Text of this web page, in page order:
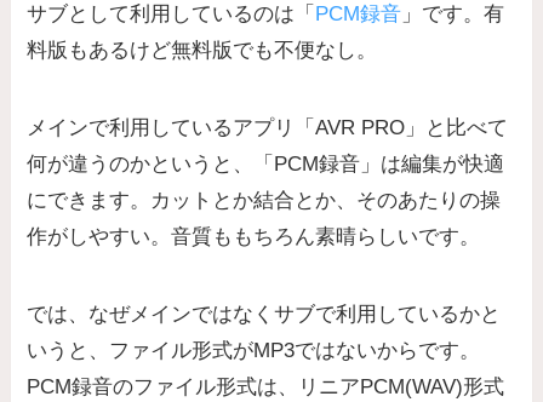
サブとして利用しているのは「 PCM録音 」です。有
料版もあるけど無料版でも不便なし。
メインで利用しているアプリ「AVR PRO」と比べて
何が違うのかというと、「PCM録音」は編集が快適
にできます。カットとか結合とか、そのあたりの操
作がしやすい。音質ももちろん素晴らしいです。
では、なぜメインではなくサブで利用しているかと
いうと、ファイル形式がMP3ではないからです。
PCM録音のファイル形式は、リニアPCM(WAV)形式